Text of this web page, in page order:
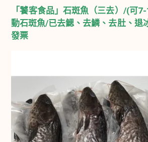
「饕客食品」石斑魚（三去）/(可
動石斑魚/已去鰓、去鱗、去肚、退
發票